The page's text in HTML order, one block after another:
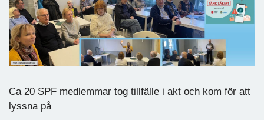
Ca 20 SPF medlemmar tog tillfälle i akt och kom för att
lyssna på